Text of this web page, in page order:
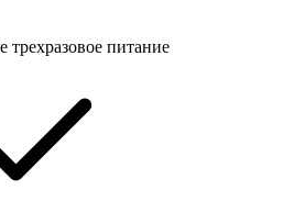
трехразовое питание